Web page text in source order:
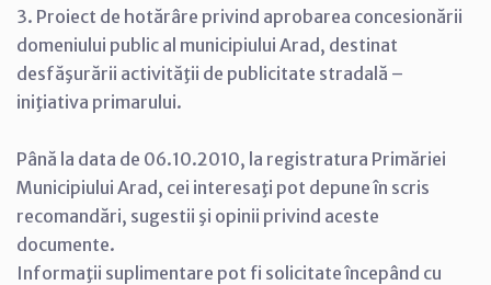
3. Proiect de hotărâre privind aprobarea concesionării
domeniului public al municipiului Arad, destinat
desfăşurării activităţii de publicitate stradală –
iniţiativa primarului.
Până la data de 06.10.2010, la registratura Primăriei
Municipiului Arad, cei interesaţi pot depune în scris
recomandări, sugestii şi opinii privind aceste
documente.
Informaţii suplimentare pot fi solicitate începând cu